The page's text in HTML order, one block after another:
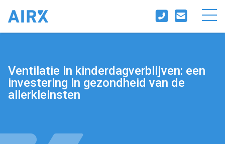
Ventilatie in kinderdagverblijven: een
investering in gezondheid van de
allerkleinsten